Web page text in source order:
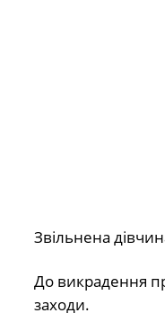
Звільнена
До викрадення
заходи.